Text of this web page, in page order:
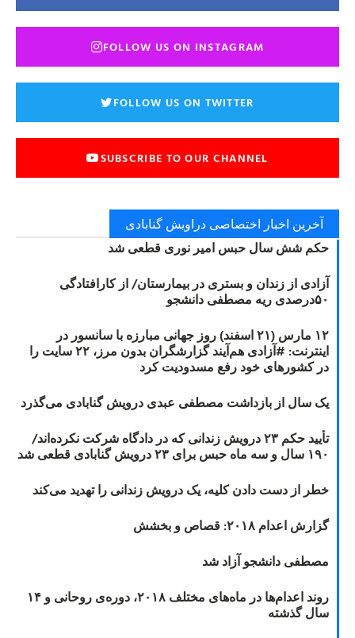
FOLLOW US ON INSTAGRAM
FOLLOW US ON TWITTER
SUBSCRIBE TO OUR CHANNEL
آخرین اخبار اختصاصی دراویش گنابادی
حکم شش سال حبس امیر نوری قطعی شد
آزادی از زندان و بستری در بیمارستان/ از کارافتادگی
۵۰درصدی ریه مصطفی دانشجو
۱۲ مارس (۲۱ اسفند) روز جهانی مبارزه با سانسور در
اینترنت: #آزادی هم‌آیند گزارشگران‌ بدون مرز، ۲۲ سایت را
در کشورهای خود رفع مسدودیت کرد
یک سال از بازداشت مصطفی عبدی درویش گنابادی می‌گذرد
تأیید حکم ۲۳ درویش زندانی که در دادگاه شرکت نکرده‌اند/
۱۹۰ سال و سه ماه حبس برای ۲۳ درویش گنابادی قطعی شد
خطر از دست دادن کلیه، یک درویش زندانی را تهدید می‌کند
گزارش اعدام ۲۰۱۸: قصاص و بخشش
مصطفی دانشجو آزاد شد
روند اعدام‌ها در ماه‌های مختلف ۲۰۱۸، دوره‌ی روحانی و ۱۴
سال گذشته